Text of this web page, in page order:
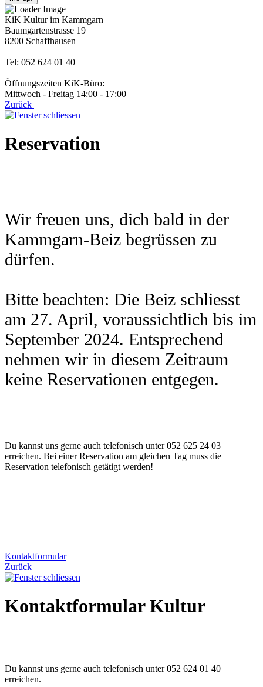
KiK Kultur im Kammgarn
Baumgartenstrasse 19
8200 Schaffhausen
Tel: 052 624 01 40
Öffnungszeiten KiK-Büro:
Mittwoch - Freitag 14:00 - 17:00
Zurück
Reservation
Wir freuen uns, dich bald in der
Kammgarn-Beiz begrüssen zu
dürfen.
Bitte beachten: Die Beiz schliesst
am 27. April, voraussichtlich bis im
September 2024. Entsprechend
nehmen wir in diesem Zeitraum
keine Reservationen entgegen.
Du kannst uns gerne auch telefonisch unter 052 625 24 03
erreichen. Bei einer Reservation am gleichen Tag muss die
Reservation telefonisch getätigt werden!
Kontaktformular
Zurück
Kontaktformular Kultur
Du kannst uns gerne auch telefonisch unter 052 624 01 40
erreichen.